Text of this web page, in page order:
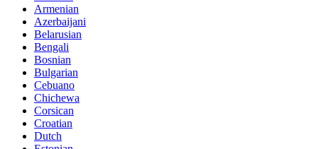
Armenian
Azerbaijani
Belarusian
Bengali
Bosnian
Bulgarian
Cebuano
Chichewa
Corsican
Croatian
Dutch